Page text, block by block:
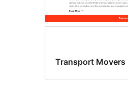
Transport Movers